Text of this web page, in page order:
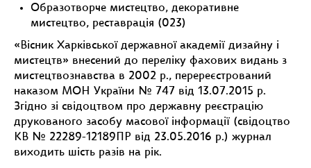
Образотворче мистецтво, декоративне
мистецтво, реставрація (023)
«Вісник Харківської державної академії дизайну і
мистецтв» внесений до переліку фахових видань з
мистецтвознавства в 2002 р., перереєстрований
наказом МОН України № 747 від 13.07.2015 р.
Згідно зі свідоцтвом про державну реєстрацію
друкованого засобу масової інформації (свідоцтво
КВ № 22289-12189ПР від 23.05.2016 р.) журнал
виходить шість разів на рік.